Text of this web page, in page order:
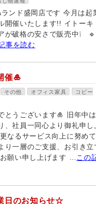
ンド盛岡店です 今月は起
開催いたします!! イトーキ
が破格の安さで販売中❕ 🔹
事を読む
催🎍
その他 オフィス家具
コピー
とうございます🎍 旧年中は
、社員一同心より御礼申し
なるサービス向上に努めて
り一層のご支援、お引き立
願い申し上げます …
この
日のお知らせ☆